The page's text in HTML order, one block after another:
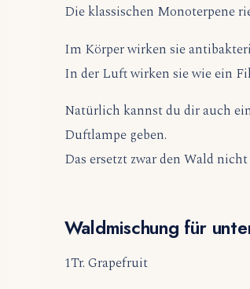
Die klassischen Monoterpene
Im Körper wirken sie
In der Luft wirken sie wie ein
Natürlich kannst du dir auch
Duftlampe geben.
Das ersetzt zwar den Wald
Waldmischung für
1Tr. Grapefruit